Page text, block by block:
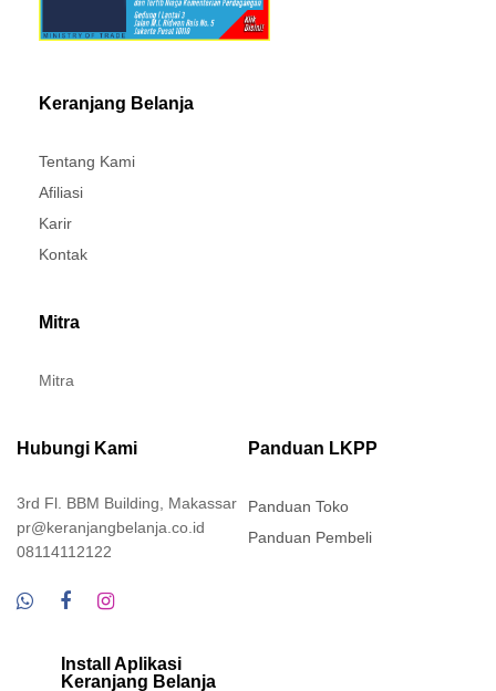
Keranjang Belanja
Tentang Kami
Afiliasi
Karir
Kontak
Mitra
Mitra
Hubungi Kami
3rd Fl. BBM Building, Makassar
pr@keranjangbelanja.co.id
08114112122
Panduan LKPP
Panduan Toko
Panduan Pembeli
Install Aplikasi
Keranjang Belanja